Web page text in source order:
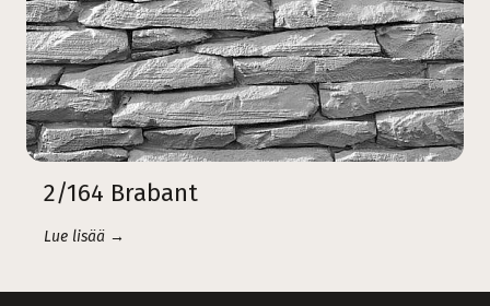
2/164 Brabant
Lue lisää →